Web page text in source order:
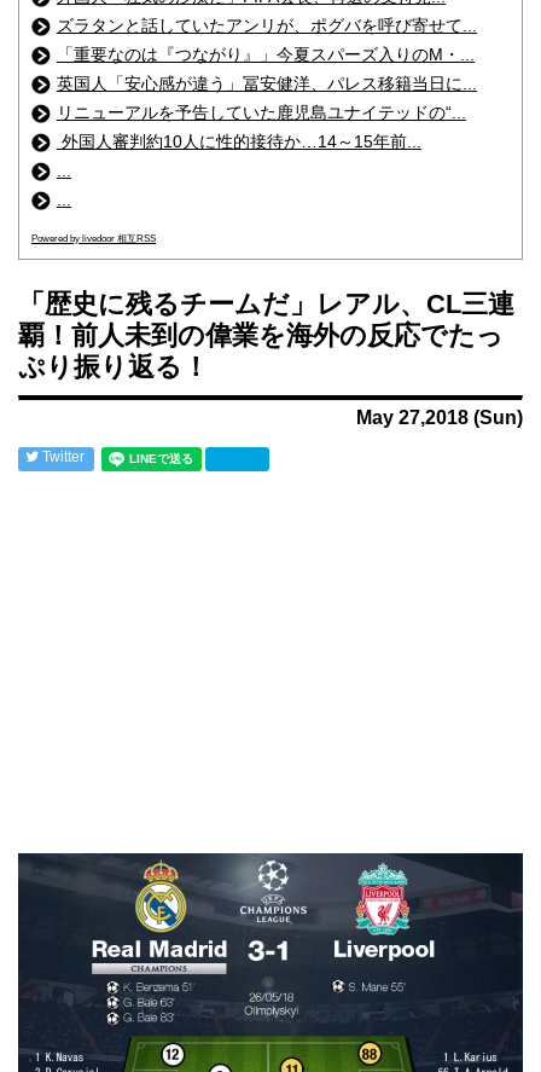
ズラタンと話していたアンリが、ポグバを呼び寄せて...
「重要なのは『つながり』」今夏スパーズ入りのM・...
英国人「安心感が違う」冨安健洋、パレス移籍当日に...
リニューアルを予告していた鹿児島ユナイテッドの“...
外国人審判約10人に性的接待か…14～15年前...
Powered by livedoor 相互RSS
「歴史に残るチームだ」レアル、CL三連
覇！前人未到の偉業を海外の反応でたっ
ぷり振り返る！
May 27,2018 (Sun)
Twitter